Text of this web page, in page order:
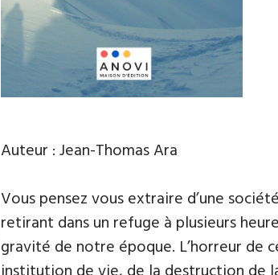
Auteur : Jean-Thomas Ara
Vous pensez vous extraire d’une
retirant dans un refuge à plusieurs
gravité de notre époque. L’horreur de